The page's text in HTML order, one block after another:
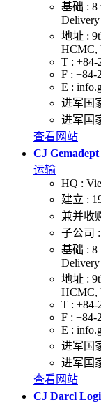
基础 : 8
Delivery
地址 :
HCMC,
T : +84-
F : +84-
E :
进军国
进军国
查看网站
CJ
运输
HQ :
建立 :
兼并收
子公司 :
基础 : 8
Delivery
地址 :
HCMC,
T : +84-
F : +84-
E :
进军国
进军国
查看网站
CJ Darcl